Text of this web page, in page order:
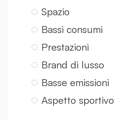
Spazio
Bassi consumi
Prestazioni
Brand di lusso
Basse emissioni
Aspetto sportivo